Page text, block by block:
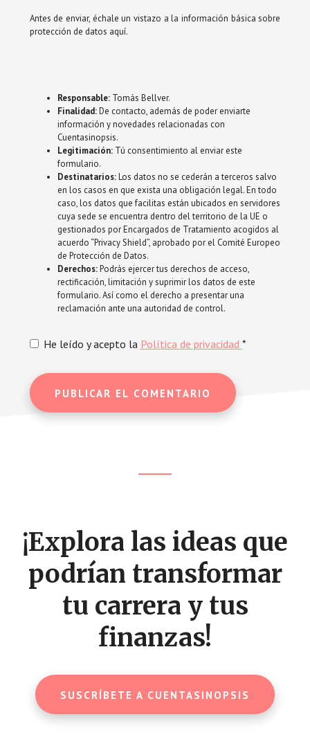
Antes de enviar, échale un vistazo a la información básica sobre
protección de datos aquí.
Responsable:Tomás Bellver.
Finalidad:De contacto, además de poder enviarte
información y novedades relacionadas con
Cuentasinopsis.
Legitimación:Tú consentimiento al enviar este
formulario.
Destinatarios:Los datos no se cederán a terceros salvo
en los casos en que exista una obligación legal. En todo
caso, los datos que facilitas están ubicados en servidores
cuya sede se encuentra dentro del territorio de la UE o
gestionados por Encargados de Tratamiento acogidos al
acuerdo “Privacy Shield”, aprobado por el Comité Europeo
de Protección de Datos.
Derechos:Podrás ejercer tus derechos de acceso,
rectificación, limitación y suprimir los datos de este
formulario. Así como el derecho a presentar una
reclamación ante una autoridad de control.
He leído y acepto la Política de privacidad *
¡Explora las ideas que
podrían transformar
tu carrera y tus
finanzas!
SUSCRÍBETE A CUENTASINOPSIS